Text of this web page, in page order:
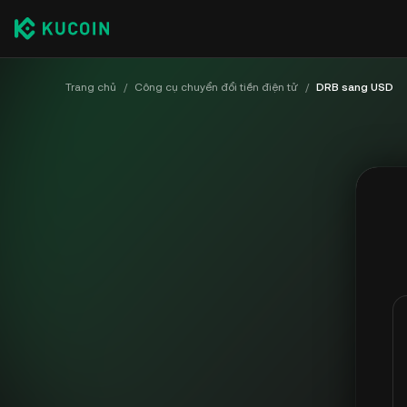
Trang chủ / Công cụ chuyển đổi tiền điện tử / DRB sang USD